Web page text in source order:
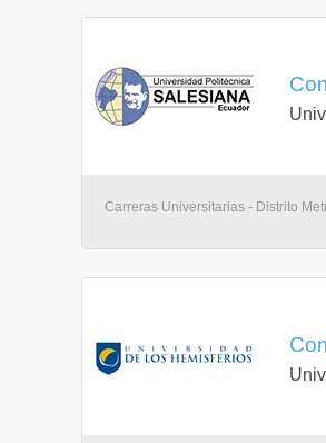
Carreras Universitarias - Distrito